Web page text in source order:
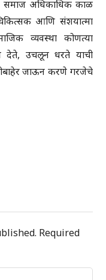
समाज अधिकाधिक काळ
आणि संशयात्मा
व्यवस्था कोणत्या
देते, उचलून धरते याची
जाऊन करणे गरजेचे
Required